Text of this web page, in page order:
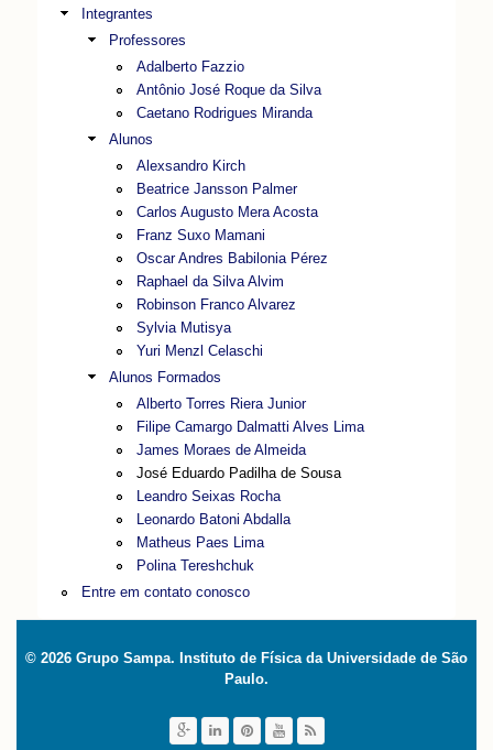
Integrantes
Professores
Adalberto Fazzio
Antônio José Roque da Silva
Caetano Rodrigues Miranda
Alunos
Alexsandro Kirch
Beatrice Jansson Palmer
Carlos Augusto Mera Acosta
Franz Suxo Mamani
Oscar Andres Babilonia Pérez
Raphael da Silva Alvim
Robinson Franco Alvarez
Sylvia Mutisya
Yuri Menzl Celaschi
Alunos Formados
Alberto Torres Riera Junior
Filipe Camargo Dalmatti Alves Lima
James Moraes de Almeida
José Eduardo Padilha de Sousa
Leandro Seixas Rocha
Leonardo Batoni Abdalla
Matheus Paes Lima
Polina Tereshchuk
Entre em contato conosco
© 2026 Grupo Sampa. Instituto de Física da Universidade de São
Paulo.